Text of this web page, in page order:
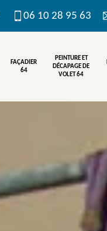
06 10 28 95 63
FAÇADIER
64
PEINTURE ET
DÉCAPAGE DE
VOLET 64